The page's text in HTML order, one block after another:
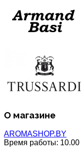
О магазине
AROMASHOP.BY
Время работы: